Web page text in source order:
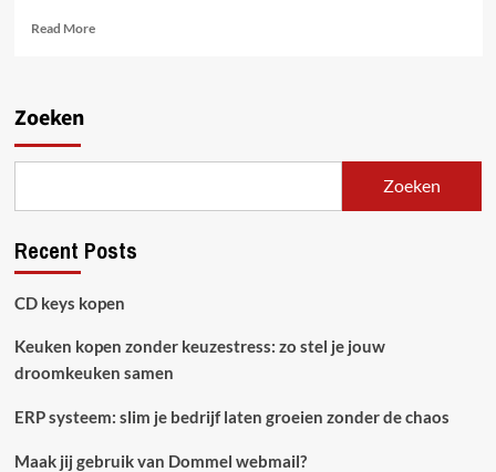
Read MoreRead
te
tijdens
online
winkelen
Zoeken
Zoeken
Recent Posts
CD keys kopen
Keuken kopen zonder keuzestress: zo stel je jouw
droomkeuken samen
ERP systeem: slim je bedrijf laten groeien zonder de chaos
Maak jij gebruik van Dommel webmail?